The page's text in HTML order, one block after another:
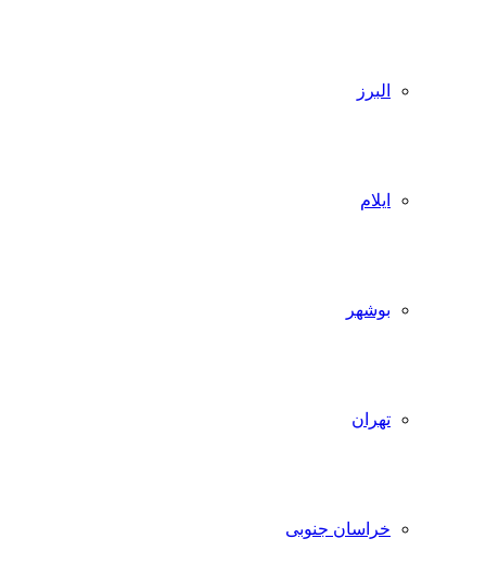
البرز
ایلام
بوشهر
تهران
خراسان جنوبی